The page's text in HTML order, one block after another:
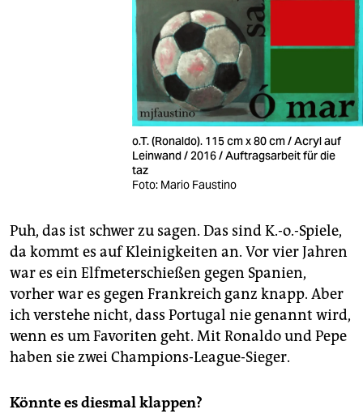
o.T. (Ronaldo). 115 cm x 80 cm / Acryl auf
Leinwand / 2016 / Auftragsarbeit für die
taz
Foto: Mario Faustino
Puh, das ist schwer zu sagen. Das sind K.-o.-Spiele,
da kommt es auf Kleinigkeiten an. Vor vier Jahren
war es ein Elfmeterschießen gegen Spanien,
vorher war es gegen Frankreich ganz knapp. Aber
ich verstehe nicht, dass Portugal nie genannt wird,
wenn es um Favoriten geht. Mit Ronaldo und Pepe
haben sie zwei Champions-League-Sieger.
Könnte es diesmal klappen?